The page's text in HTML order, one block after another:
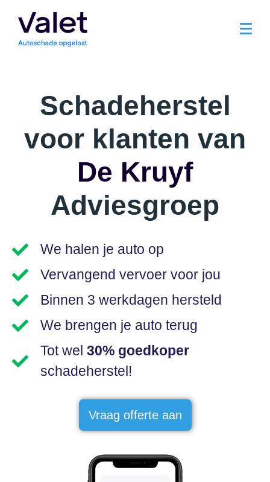
Schadeherstel
voor klanten van
De Kruyf
Adviesgroep
We halen je auto op
Vervangend vervoer voor jou
Binnen 3 werkdagen hersteld
We brengen je auto terug
Tot wel 30% goedkoper
schadeherstel!
Vraag offerte aan